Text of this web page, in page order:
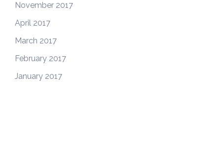
November 2017
April 2017
March 2017
February 2017
January 2017